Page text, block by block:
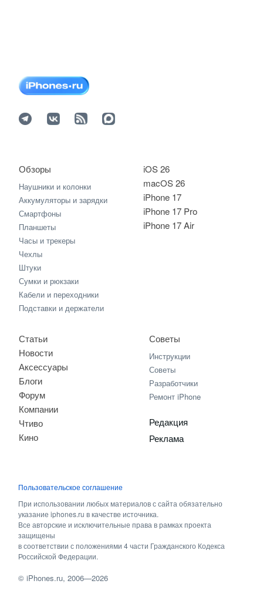
iOS 26
macOS 26
iPhone 17
iPhone 17 Pro
iPhone 17 Air
Обзоры
Наушники и колонки
Аккумуляторы и зарядки
Смартфоны
Планшеты
Часы и трекеры
Чехлы
Штуки
Сумки и рюкзаки
Кабели и переходники
Подставки и держатели
Статьи
Новости
Аксессуары
Блоги
Форум
Компании
Чтиво
Кино
Советы
Инструкции
Советы
Разработчики
Ремонт iPhone
Редакция
Реклама
Пользовательское соглашение
При использовании любых материалов с сайта обязательно
указание iphones.ru в качестве источника.
Все авторские и исключительные права в рамках проекта
защищены
в соответствии с положениями 4 части Гражданского Кодекса
Российской Федерации.
©iPhones.ru, 2006—2026